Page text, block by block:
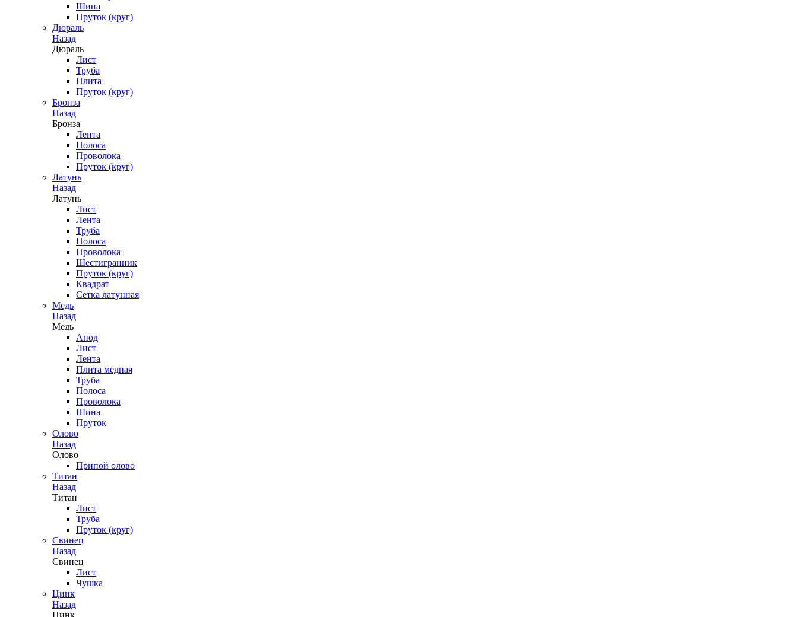
Шина
Пруток (круг)
Дюраль
Назад
Дюраль
Лист
Труба
Плита
Пруток (круг)
Бронза
Назад
Бронза
Лента
Полоса
Проволока
Пруток (круг)
Латунь
Назад
Латунь
Лист
Лента
Труба
Полоса
Проволока
Шестигранник
Пруток (круг)
Квадрат
Сетка латунная
Медь
Назад
Медь
Анод
Лист
Лента
Плита медная
Труба
Полоса
Проволока
Шина
Пруток
Олово
Назад
Олово
Припой олово
Титан
Назад
Титан
Лист
Труба
Пруток (круг)
Свинец
Назад
Свинец
Лист
Чушка
Цинк
Назад
Цинк